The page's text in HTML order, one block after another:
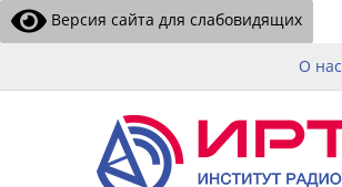
Версия сайта для слабовидящих
О нас